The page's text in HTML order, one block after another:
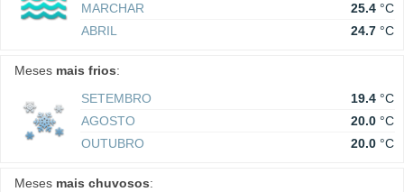
MARCHAR
25.4 °C
ABRIL
24.7 °C
Meses mais frios:
SETEMBRO
19.4 °C
AGOSTO
20.0 °C
OUTUBRO
20.0 °C
Meses mais chuvosos: